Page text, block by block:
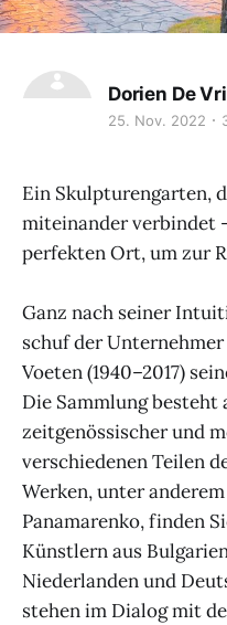
Dorien De
25. Nov. 2022
Ein Skulpturengarten,
miteinander verbindet
perfekten Ort, um zur
Ganz nach seiner
schuf der
Voeten (1940–2017)
Die Sammlung besteht
zeitgenössischer und
verschiedenen Teilen
Werken, unter
Panamarenko, finden
Künstlern aus
Niederlanden und
stehen im Dialog mit